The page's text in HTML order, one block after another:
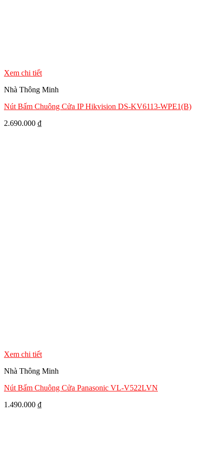
Xem chi tiết
Nhà Thông Minh
Nút Bấm Chuông Cửa IP Hikvision DS-KV6113-WPE1(B)
2.690.000 ₫
Xem chi tiết
Nhà Thông Minh
Nút Bấm Chuông Cửa Panasonic VL-V522LVN
1.490.000 ₫